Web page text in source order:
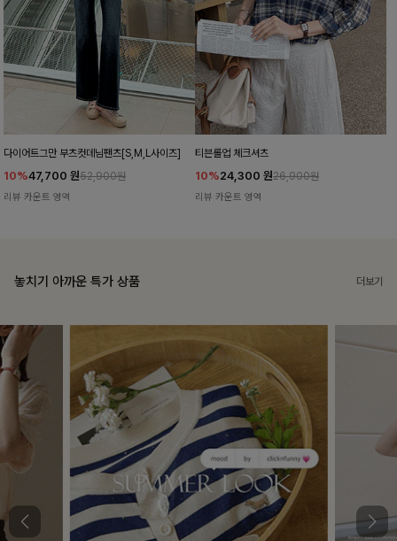
다이어트그만 부츠컷데님팬츠[S,M,L사이즈]
10%47,700 원52,900원
리뷰 카운트 영역
티븐롤업 체크셔츠
10%24,300 원26,900원
리뷰 카운트 영역
놓치기 아까운 특가 상품 더보기